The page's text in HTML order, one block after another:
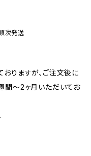
次発送
おりますが、ご注文後に
間〜2ヶ月いただいてお